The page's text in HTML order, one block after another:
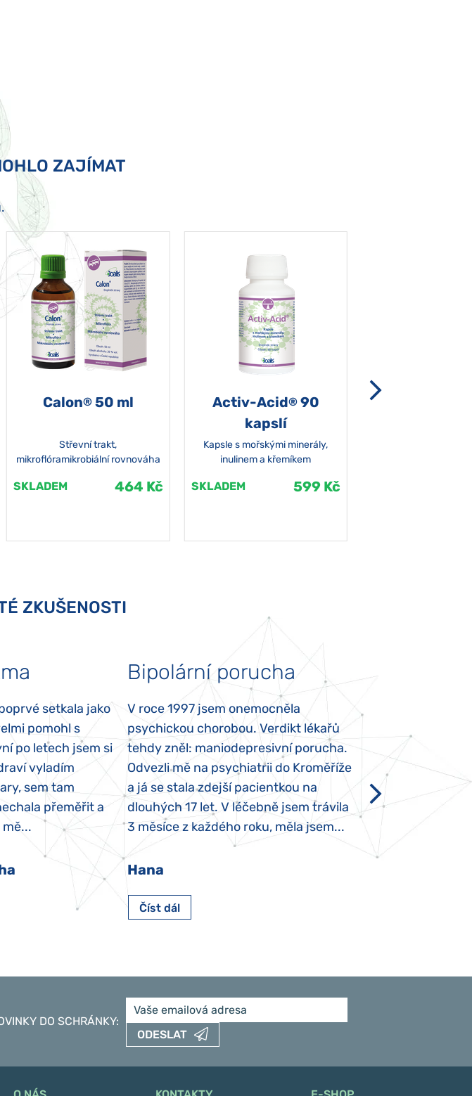
ZAJÍMAT
Calon®50 ml
Střevní trakt,
mikroflóramikrobiální rovnováha
SKLADEM 464 Kč
Activ-Acid®90
kapslí
Kapsle s mořskými minerály,
inulinem a křemíkem
SKLADEM 599 Kč
ZKUŠENOSTI
setkala jako
pomohl s
po letech jsem si
vyladím
sem tam
přeměřit a
Bipolární porucha
V roce 1997 jsem onemocněla
psychickou chorobou. Verdikt lékařů
tehdy zněl: maniodepresivní porucha.
Odvezli mě na psychiatrii do Kroměříže
a já se stala zdejší pacientkou na
dlouhých 17 let. V léčebně jsem trávila
3 měsíce z každého roku, měla jsem...
Hana
Číst dál
První příznaky
narození,
který je u
Po půl roce
DO SCHRÁNKY:
ODESLAT